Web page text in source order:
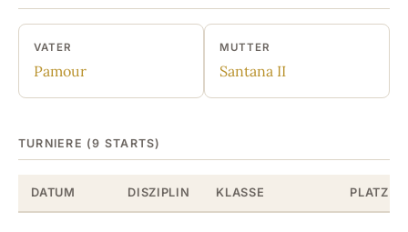
VATER
Pamour
MUTTER
Santana II
TURNIERE (9 STARTS)
DATUM DISZIPLIN KLASSE PLATZ